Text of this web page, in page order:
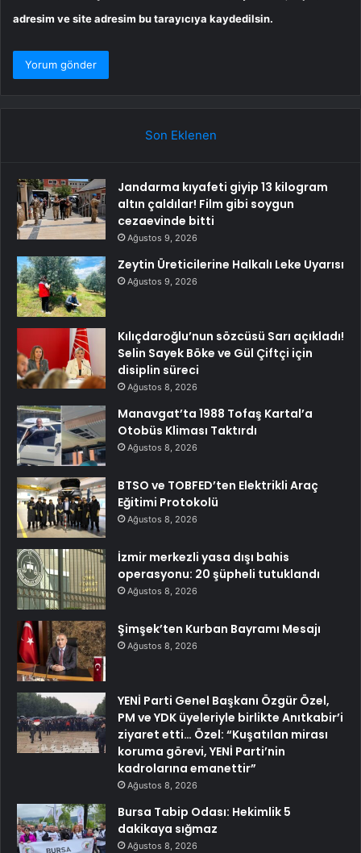
adresim ve site adresim bu tarayıcıya kaydedilsin.
Son Eklenen
Jandarma kıyafeti giyip 13 kilogram
altın çaldılar! Film gibi soygun
cezaevinde bitti
Ağustos 9, 2026
Zeytin Üreticilerine Halkalı Leke Uyarısı
Ağustos 9, 2026
Kılıçdaroğlu’nun sözcüsü Sarı açıkladı!
Selin Sayek Böke ve Gül Çiftçi için
disiplin süreci
Ağustos 8, 2026
Manavgat’ta 1988 Tofaş Kartal’a
Otobüs Kliması Taktırdı
Ağustos 8, 2026
BTSO ve TOBFED’ten Elektrikli Araç
Eğitimi Protokolü
Ağustos 8, 2026
İzmir merkezli yasa dışı bahis
operasyonu: 20 şüpheli tutuklandı
Ağustos 8, 2026
Şimşek’ten Kurban Bayramı Mesajı
Ağustos 8, 2026
YENİ Parti Genel Başkanı Özgür Özel,
PM ve YDK üyeleriyle birlikte Anıtkabir’i
ziyaret etti… Özel: “Kuşatılan mirası
koruma görevi, YENİ Parti’nin
kadrolarına emanettir”
Ağustos 8, 2026
Bursa Tabip Odası: Hekimlik 5
dakikaya sığmaz
Ağustos 8, 2026